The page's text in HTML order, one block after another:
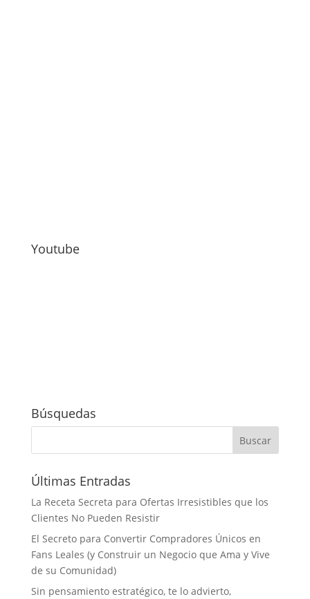
Youtube
Búsquedas
Últimas Entradas
La Receta Secreta para Ofertas Irresistibles que los
Clientes No Pueden Resistir
El Secreto para Convertir Compradores Únicos en
Fans Leales (y Construir un Negocio que Ama y Vive
de su Comunidad)
Sin pensamiento estratégico, te lo advierto,